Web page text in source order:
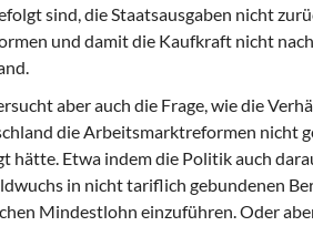
sind, die Staatsausgaben nicht
und damit die Kaufkraft nicht
aber auch die Frage, wie die
die Arbeitsmarktreformen nicht
hätte. Etwa indem die Politik auch
in nicht tariflich gebundenen
Mindestlohn einzuführen. Oder